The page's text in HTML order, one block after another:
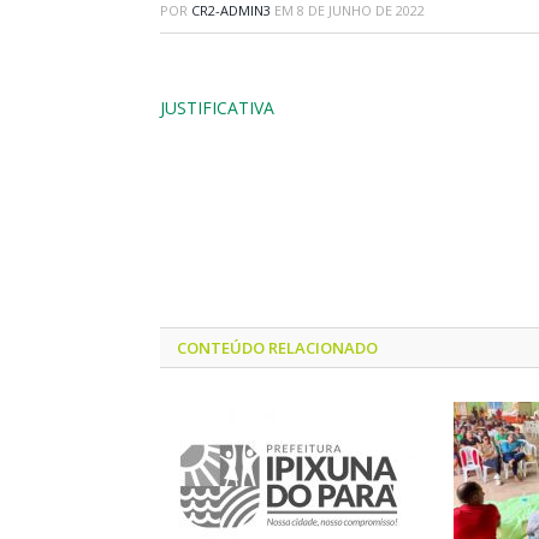
POR CR2-ADMIN3 EM 8 DE JUNHO DE 2022
JUSTIFICATIVA
CONTEÚDO RELACIONADO